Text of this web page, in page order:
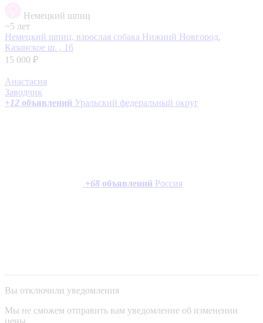
Немецкий шпиц
~5 лет
Немецкий шпиц, взрослая собака Нижний Новгород,
Казанское ш. , 16
15 000 ₽
Анастасия
Заводчик
+12 объявлений Уральский федеральный округ
+68 объявлений Россия
Вы отключили уведомления
Мы не сможем отправить вам уведомление об изменении
цены